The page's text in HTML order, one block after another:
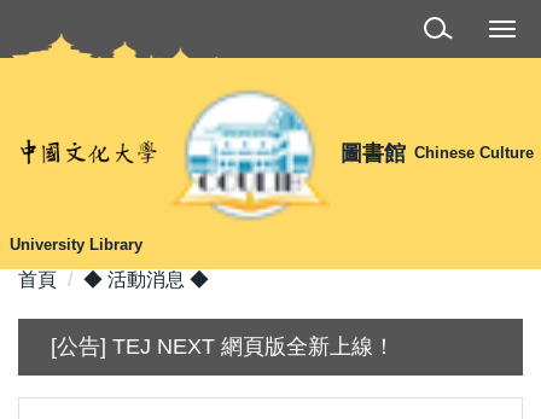
到
內
容
圖書館 Chinese Culture
University Library
首頁 ◆ 活動消息 ◆
[公告] TEJ NEXT 網頁版全新上線！